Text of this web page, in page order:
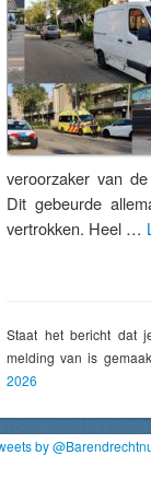
veroorzaker van
Dit gebeurde
vertrokken. Heel …
Staat het bericht dat
melding van is
2026
by